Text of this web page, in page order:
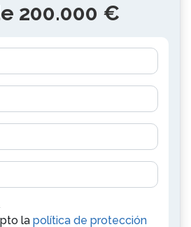
200.000 €
la política de protección